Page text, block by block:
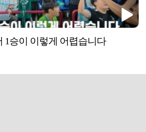
1승이 이렇게 어렵습니다